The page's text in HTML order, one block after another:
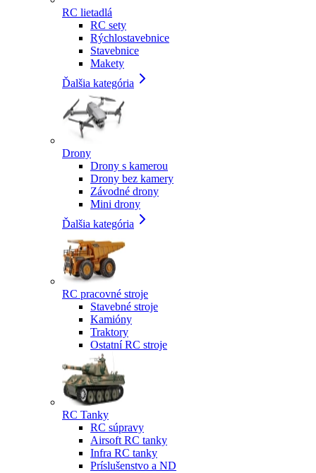
RC lietadlá
RC sety
Rýchlostavebnice
Stavebnice
Makety
Ďalšia kategória
Drony
Drony s kamerou
Drony bez kamery
Závodné drony
Mini drony
Ďalšia kategória
RC pracovné stroje
Stavebné stroje
Kamióny
Traktory
Ostatní RC stroje
RC Tanky
RC súpravy
Airsoft RC tanky
Infra RC tanky
Príslušenstvo a ND